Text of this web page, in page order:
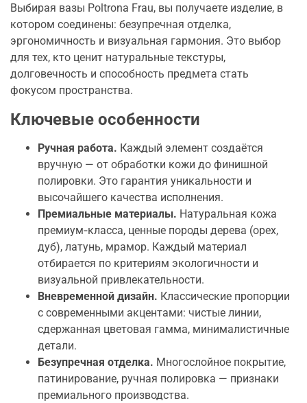
Выбирая вазы Poltrona Frau, вы получаете изделие, в
котором соединены: безупречная отделка,
эргономичность и визуальная гармония. Это выбор
для тех, кто ценит натуральные текстуры,
долговечность и способность предмета стать
фокусом пространства.
Ключевые особенности
Ручная работа. Каждый элемент создаётся
вручную — от обработки кожи до финишной
полировки. Это гарантия уникальности и
высочайшего качества исполнения.
Премиальные материалы. Натуральная кожа
премиум‑класса, ценные породы дерева (орех,
дуб), латунь, мрамор. Каждый материал
отбирается по критериям экологичности и
визуальной привлекательности.
Вневременной дизайн. Классические пропорции
с современными акцентами: чистые линии,
сдержанная цветовая гамма, минималистичные
детали.
Безупречная отделка. Многослойное покрытие,
патинирование, ручная полировка — признаки
премиального производства.